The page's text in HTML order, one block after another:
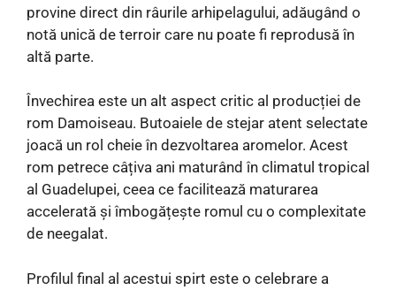
provine direct din râurile arhipelagului, adăugând o
notă unică de terroir care nu poate fi reprodusă în
altă parte.
Învechirea este un alt aspect critic al producției de
rom Damoiseau. Butoaiele de stejar atent selectate
joacă un rol cheie în dezvoltarea aromelor. Acest
rom petrece câțiva ani maturând în climatul tropical
al Guadelupei, ceea ce facilitează maturarea
accelerată și îmbogățește romul cu o complexitate
de neegalat.
Profilul final al acestui spirt este o celebrare a